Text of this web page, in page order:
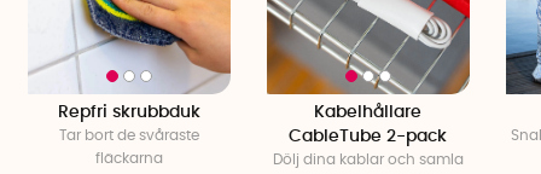
Repfri skrubbduk
Tar bort de svåraste
fläckarna
Kabelhållare
CableTube 2-pack
Dölj dina kablar och samla